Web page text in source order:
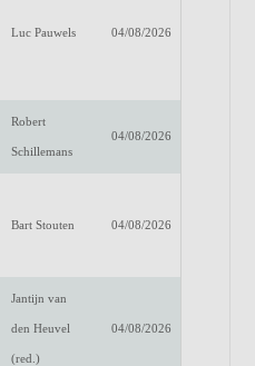
Luc Pauwels 04/08/2026
Robert
Schillemans
04/08/2026
Bart Stouten 04/08/2026
Jantijn van
den Heuvel
(red.)
04/08/2026